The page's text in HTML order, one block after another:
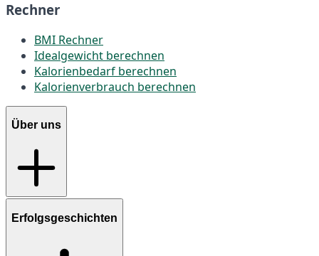
Rechner
BMI Rechner
Idealgewicht berechnen
Kalorienbedarf berechnen
Kalorienverbrauch berechnen
Über uns
Erfolgsgeschichten